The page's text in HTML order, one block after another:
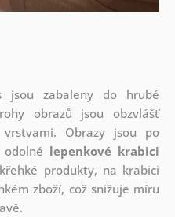
jsou zabaleny do hrubé
obrazů jsou obzvlášť
Obrazy jsou po
lepenkové krabici
produkty, na krabici
zboží, což snižuje míru